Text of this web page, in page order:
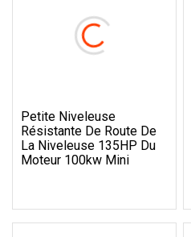
Petite Niveleuse
Résistante De Route De
La Niveleuse 135HP Du
Moteur 100kw Mini